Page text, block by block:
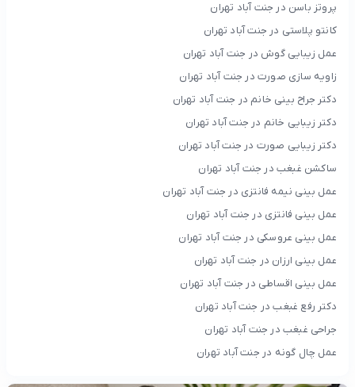
پروتز باسن در جنت آباد تهران
کانتو پلاستی در جنت آباد تهران
عمل زیبایی گوش در جنت آباد تهران
زاویه سازی صورت در جنت آباد تهران
دکتر جراح بینی خانم در جنت آباد تهران
دکتر زیبایی خانم در جنت آباد تهران
دکتر زیبایی صورت در جنت آباد تهران
ساکشن غبغب در جنت آباد تهران
عمل بینی نیمه فانتزی در جنت آباد تهران
عمل بینی فانتزی در جنت آباد تهران
عمل بینی عروسکی در جنت آباد تهران
عمل بینی ارزان در جنت آباد تهران
عمل بینی اقساطی در جنت آباد تهران
دکتر رفع غبغب در جنت آباد تهران
جراحی غبغب در جنت آباد تهران
عمل چال گونه در جنت آباد تهران